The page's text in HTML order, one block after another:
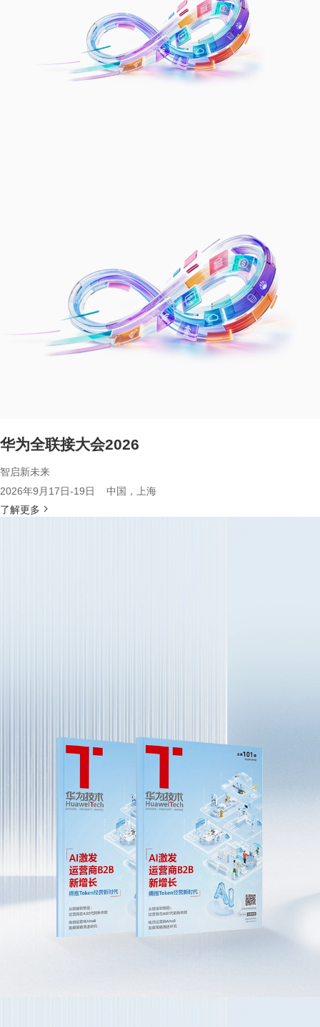
华为全联接大会2026
智启新未来
2026年9月17日-19日 中国，上海
了解更多